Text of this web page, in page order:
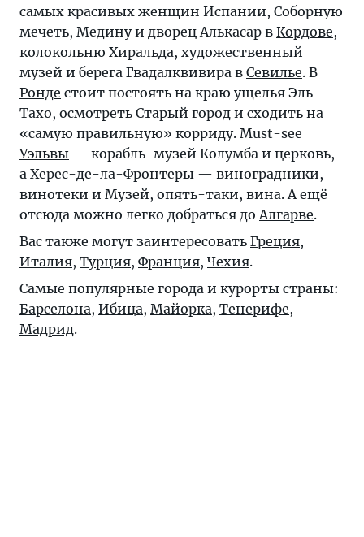
самых красивых женщин Испании, Соборную
мечеть, Медину и дворец Алькасар в Кордове,
колокольню Хиральда, художественный
музей и берега Гвадалквивира в Севилье. В
Ронде стоит постоять на краю ущелья Эль-
Тахо, осмотреть Старый город и сходить на
«самую правильную» корриду. Must-see
Уэльвы — корабль-музей Колумба и церковь,
а Херес-де-ла-Фронтеры — виноградники,
винотеки и Музей, опять-таки, вина. А ещё
отсюда можно легко добраться до Алгарве.
Вас также могут заинтересовать Греция,
Италия, Турция, Франция, Чехия.
Самые популярные города и курорты страны:
Барселона, Ибица, Майорка, Тенерифе,
Мадрид.